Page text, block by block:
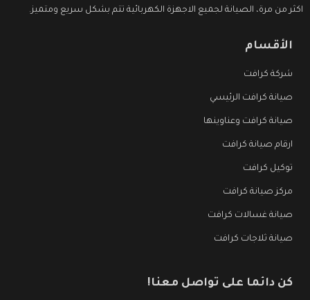
اكثر من مرة، الصيانة لجميع الاجهزة الكهربائية تتم بشكل سريع ومتميز.
الأقسام
شركة كرافت
صيانة كرافت الرئيسي
صيانة كرافت وعناوينها
ارقام صيانة كرافت
توكيل كرافت
مركز صيانة كرافت
صيانة غسالات كرافت
صيانة ثلاجات كرافت
كن دائما على تواصل معنا!